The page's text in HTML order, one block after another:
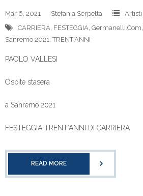
Mar 6, 2021 Stefania Serpetta
Artisti
CARRIERA, FESTEGGIA, Germanelli.Com,
Sanremo 2021,TRENT'ANNI
PAOLO VALLESI
Ospite stasera
a Sanremo 2021
FESTEGGIA TRENT’ANNI DI CARRIERA
READ MORE